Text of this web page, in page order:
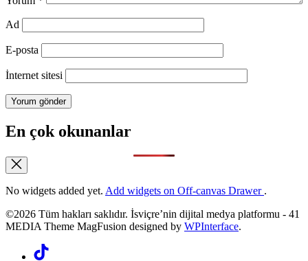
Ad
E-posta
İnternet sitesi
En çok okunanlar
No widgets added yet. Add widgets on Off-canvas Drawer .
©2026 Tüm hakları saklıdır. İsviçre’nin dijital medya platformu - 41
MEDIA Theme MagFusion designed by WPInterface.
Tiktok